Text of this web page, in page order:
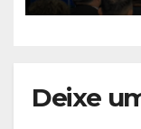
Deixe